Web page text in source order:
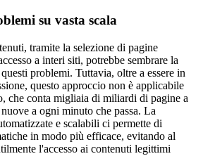
su vasta scala
tramite la selezione di pagine
a interi siti, potrebbe sembrare la
problemi. Tuttavia, oltre a essere in
questo approccio non è applicabile
che conta migliaia di miliardi di pagine a
a ogni minuto che passa. La
e scalabili ci permette di
in modo più efficace, evitando al
l'accesso ai contenuti legittimi